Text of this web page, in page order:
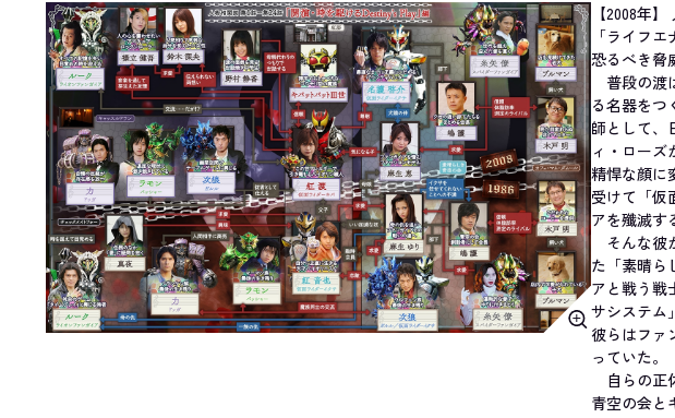
【2008年
「ライフ
恐るべき脅
普段の渡
る名器をつ
師として、
ィ・ローズ
精悍な顔に
受けて「仮
アを殲滅す
そんな彼
た「素晴ら
アと戦う戦
サシステム
彼らはファ
っていた。
自らの正
青空の会と